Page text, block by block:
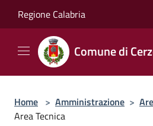
Regione Calabria
Comune di
Home > Amministrazione >
Area Tecnica